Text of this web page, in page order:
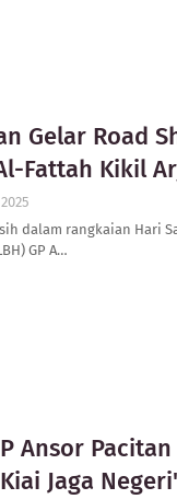
Gelar Road
Fattah Kikil
dalam rangkaian Hari
GP A…
Ansor
Jaga